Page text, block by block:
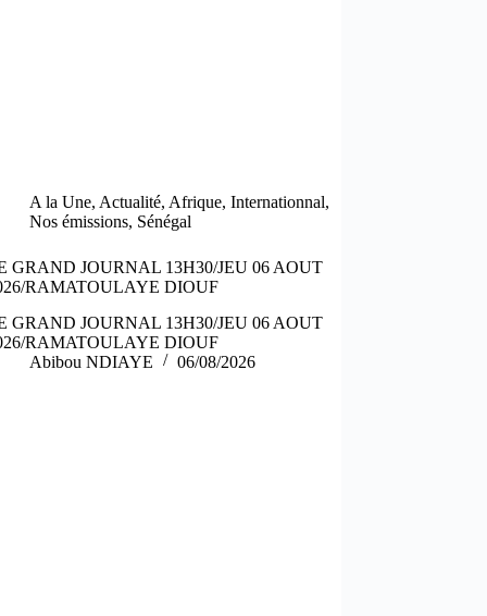
A la Une, Actualité, Afrique,Internationnal,
Nos émissions, Sénégal
GRAND JOURNAL 13H30/JEU 06 AOUT
RAMATOULAYE DIOUF
GRAND JOURNAL 13H30/JEU 06 AOUT
RAMATOULAYE DIOUF
Abibou NDIAYE
06/08/2026